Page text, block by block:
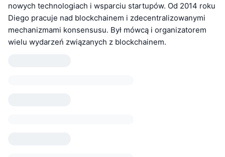
nowych technologiach i wsparciu startupów. Od 2014 roku
Diego pracuje nad blockchainem i zdecentralizowanymi
mechanizmami konsensusu. Był mówcą i organizatorem
wielu wydarzeń związanych z blockchainem.